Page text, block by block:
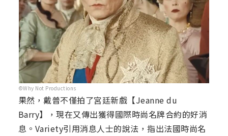
©Why Not Productions
果然，戴普不僅拍了宮廷新戲【Jeanne du
Barry】，現在又傳出獲得國際時尚名牌合約的好消
息。Variety引用消息人士的說法，指出法國時尚名